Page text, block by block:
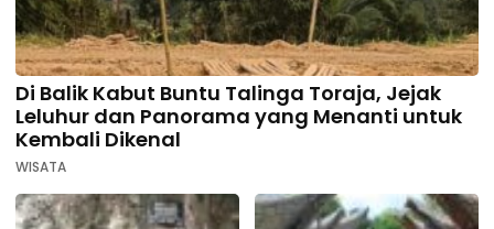
Di Balik Kabut Buntu Talinga Toraja, Jejak
Leluhur dan Panorama yang Menanti untuk
Kembali Dikenal
WISATA